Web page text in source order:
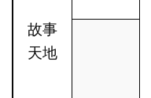
故事
天地